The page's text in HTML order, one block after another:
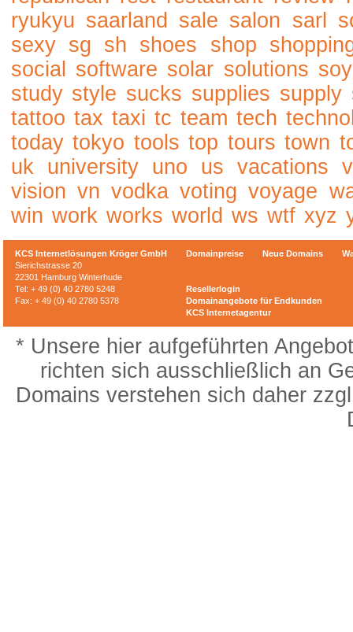
ryukyu saarland sale salon sarl
sexy sg sh shoes shop
social
software solar solutions soy
study style sucks supplies supply
tattoo tax taxi tc team tech
today tokyo tools top tours town
uk
university uno us vacations
vision vn vodka voting voyage
win work works world ws wtf xyz
KCS Internetlösungen Kröger GmbH
Sierichstrasse 20
22301 Hamburg Winterhude
Tel: + 49 (0) 40 2780 5248
Fax: + 49 (0) 40 2780 5378
Domainpreise Neue Domains
Resellerlogin
Domainangebote für Endkunden
KCS Internetagentur
* Unsere hier aufgeführten
richten sich ausschließlich an
Domains verstehen sich daher